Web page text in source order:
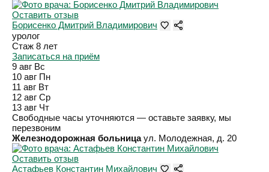
Оставить отзыв
Борисенко Дмитрий Владимирович
уролог
Стаж 8 лет
Записаться на приём
9 авг Вс
10 авг Пн
11 авг Вт
12 авг Ср
13 авг Чт
Свободные часы уточняются — оставьте заявку, мы
перезвоним
Железнодорожная больница ул. Молодежная, д. 20
Оставить отзыв
Астафьев Константин Михайлович